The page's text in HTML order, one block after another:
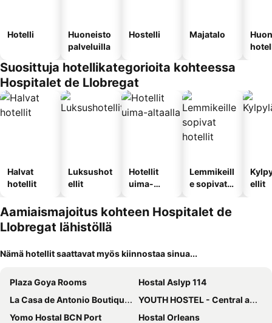
Hotelli
Huoneisto
palveluilla
Hostelli Majatalo
Suosittuja hotellikategorioita kohteessa
Hospitalet de Llobregat
Halvat
hotellit
Luksushot
ellit
Hotellit
uima-
Lemmikeill
e sopivat
ellit
Aamiaismajoitus kohteen Hospitalet de
Llobregat lähistöllä
Nämä hotellit saattavat myös kiinnostaa sinua...
Plaza Goya Rooms
Hostal Aslyp 114
La Casa de Antonio Boutique Rooms
YOUTH HOSTEL - Central and Basic Drassanes
Yomo Hostal BCN Port
Hostal Orleans